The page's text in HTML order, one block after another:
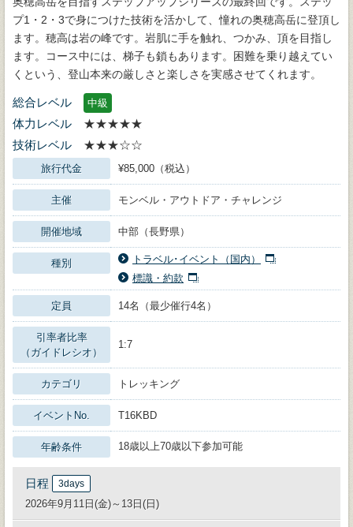
プ1・2・3で身につけた技術を活かして、憧れの奥穂高岳に登頂し
ます。穂高は岩の峰です。岩肌に手を触れ、つかみ、頂を目指し
ます。コース中には、梯子も鎖もあります。困難を乗り越えてい
くという、登山本来の厳しさと楽しさを実感させてくれます。
総合レベル 中級
体力レベル
★★★★★
技術レベル
★★★☆☆
旅行代金 ¥85,000（税込）
主催 モンベル・アウトドア・チャレンジ
開催地域 中部（長野県）
種別
トラベル･イベント（国内）
標識・約款
定員 14名（最少催行4名）
引率者比率
（ガイドレシオ）
1:7
カテゴリ トレッキング
イベントNo. T16KBD
年齢条件 18歳以上70歳以下参加可能
日程 3days
2026年9月11日(金)～13日(日)